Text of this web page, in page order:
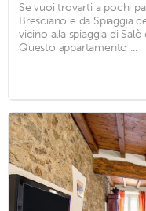
Se vuoi trovarti a pochi
Bresciano e da Spiaggia
vicino alla spiaggia di
Questo appartamento ...